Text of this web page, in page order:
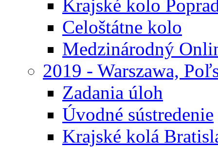
Krajské kolo
Celoštátne kolo
Medzinárodný
2019 - Warszawa,
Zadania úloh
Úvodné sústredenie
Krajské kolá